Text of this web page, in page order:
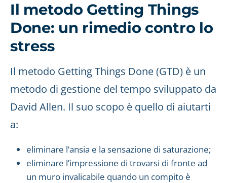
Il metodo Getting Things
Done: un rimedio contro lo
stress
Il metodo Getting Things Done (GTD) è un
metodo di gestione del tempo sviluppato da
David Allen. Il suo scopo è quello di aiutarti
a:
eliminare l’ansia e la sensazione di saturazione;
eliminare l’impressione di trovarsi di fronte ad
un muro invalicabile quando un compito è